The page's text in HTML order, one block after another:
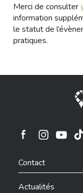
Merci de consulter
information
le statut de
pratiques.
Ville de
Contact
Actualités